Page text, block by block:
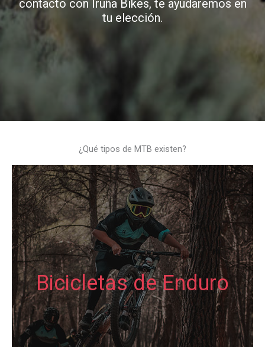
contacto con Iruña Bikes, te ayudaremos en
tu elección.
¿Qué tipos de MTB existen?
Bicicletas de Enduro